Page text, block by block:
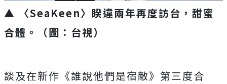
▲ 〈SeaKeen〉睽違兩年再度訪台，甜蜜
合體 。 （圖：台視）
談及在新作《誰說他們是宿敵》第三度合